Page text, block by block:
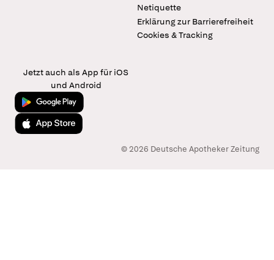
Netiquette
Erklärung zur Barrierefreiheit
Cookies & Tracking
Jetzt auch als App für iOS
und Android
Jetzt bei Google Play
Laden im App Store
© 2026 Deutsche Apotheker Zeitung